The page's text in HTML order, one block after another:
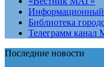
Библиотека
Телеграмм
Последние новости